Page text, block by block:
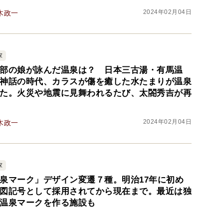
政一 2024年02月04日
の娘が詠んだ温泉は？ 日本三古湯・有馬温
話の時代、カラスが傷を癒した水たまりが温泉
。火災や地震に見舞われるたび、太閤秀吉が再
政一 2024年02月04日
泉マーク」デザイン変遷７種。明治17年に初め
記号として採用されてから現在まで。最近は独
泉マークを作る施設も